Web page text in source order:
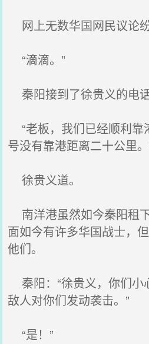
网上无数华国网民议论纷
“滴滴。”
秦阳接到了徐贵义的电话
“老板，我们已经顺利靠
号没有靠港距离二十公里
徐贵义道。
南洋港虽然如今秦阳租
面如今有许多华国战士，
他们。
秦阳：“徐贵义，你们小
敌人对你们发动袭击。”
“是！”